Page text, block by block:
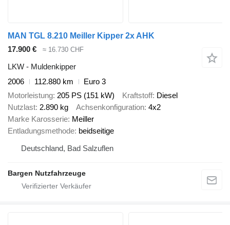
MAN TGL 8.210 Meiller Kipper 2x AHK
17.900 €
≈ 16.730 CHF
LKW - Muldenkipper
2006
112.880 km
Euro 3
Motorleistung 205 PS (151 kW) Kraftstoff Diesel
Nutzlast 2.890 kg Achsenkonfiguration 4x2
Marke Karosserie Meiller
Entladungsmethode beidseitige
Deutschland, Bad Salzuflen
Bargen Nutzfahrzeuge